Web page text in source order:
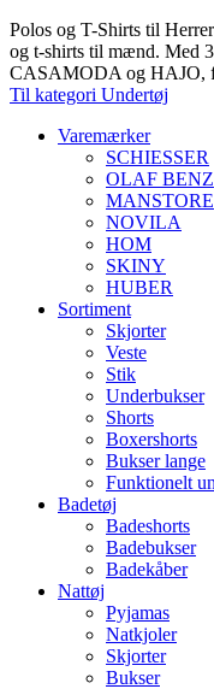
Polos og T-Shirts til
og t-shirts til mænd. Med
CASAMODA og HAJO,
Til kategori Undertøj
Varemærker
SCHIESSER
OLAF BENZ
MANSTORE
NOVILA
HOM
SKINY
HUBER
Sortiment
Skjorter
Veste
Stik
Underbukser
Shorts
Boxershorts
Bukser lange
Funktionelt
Badetøj
Badeshorts
Badebukser
Badekåber
Nattøj
Pyjamas
Natkjoler
Skjorter
Bukser